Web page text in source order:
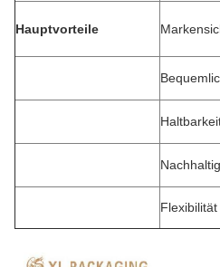
Hauptvorteile
Flexibilität